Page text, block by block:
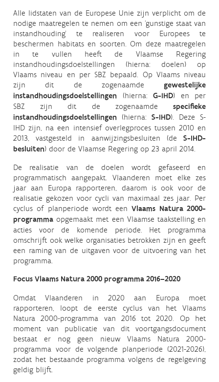
Alle lidstaten van de Europese Unie zijn verplicht om de
nodige maatregelen te nemen om een ‘gunstige staat van
instandhouding’ te realiseren voor Europees te
beschermen habitats en soorten. Om deze maatregelen
in te vullen heeft de Vlaamse Regering
instandhoudingsdoelstellingen (hierna: doelen) op
Vlaams niveau en per SBZ bepaald. Op Vlaams niveau
zijn dit de zogenaamde gewestelijke
instandhoudingsdoelstellingen (hierna: G-IHD) en per
SBZ zijn dit de zogenaamde specifieke
instandhoudingsdoelstellingen (hierna: S-IHD). Deze S-
IHD zijn, na een intensief overlegproces tussen 2010 en
2013, vastgesteld in aanwijzingsbesluiten (de S-IHD-
besluiten) door de Vlaamse Regering op 23 april 2014.
De realisatie van de doelen wordt gefaseerd en
programmatisch aangepakt. Vlaanderen moet elke zes
jaar aan Europa rapporteren, daarom is ook voor de
realisatie gekozen voor cycli van maximaal zes jaar. Per
cyclus of planperiode wordt eenVlaams Natura 2000-
programma opgemaakt met een Vlaamse taakstelling en
acties voor de komende periode. Het programma
omschrijft ook welke organisaties betrokken zijn en geeft
een raming van de uitgaven voor de uitvoering van het
programma.
Focus Vlaams Natura 2000 programma 2016–2020
Omdat Vlaanderen in 2020 aan Europa moet
rapporteren, loopt de eerste cyclus van het Vlaams
Natura 2000-programma van 2016 tot 2020. Op het
moment van publicatie van dit voortgangsdocument
bestaat er nog geen nieuw Vlaams Natura 2000-
programma voor de volgende planperiode (2021-2026),
zodat het bestaande programma volgens de regelgeving
geldig blijft.